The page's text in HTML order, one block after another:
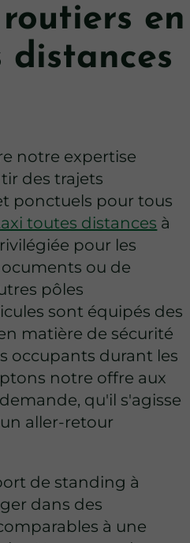
en
notre expertise
des trajets
ponctuels pour tous
toutes distances à
pour les
ou de
pôles
sont équipés des
matière de sécurité
occupants durant les
notre offre aux
qu'il s'agisse
aller-retour
de standing à
dans des
à une